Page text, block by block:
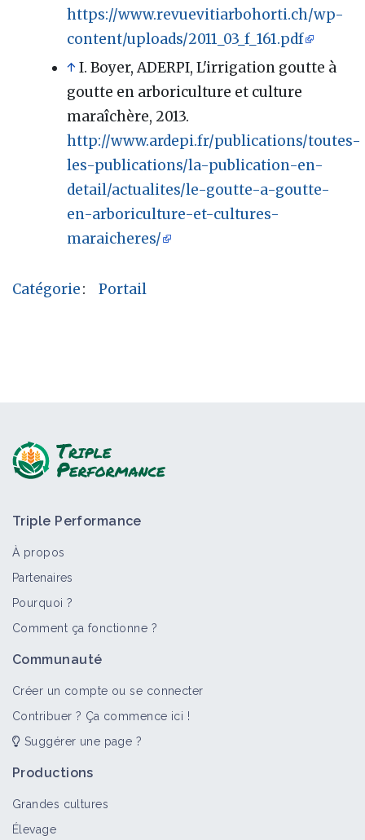
https://www.revuevitiarbohorti.ch/wp-
content/uploads/2011_03_f_161.pdf
↑I. Boyer, ADERPI, L'irrigation goutte à
goutte en arboriculture et culture
maraîchère, 2013.
http://www.ardepi.fr/publications/toutes-
les-publications/la-publication-en-
detail/actualites/le-goutte-a-goutte-
en-arboriculture-et-cultures-
maraicheres/
Catégorie: Portail
Triple Performance
À propos
Partenaires
Pourquoi ?
Comment ça fonctionne ?
Communauté
Créer un compte ou se connecter
Contribuer ? Ça commence ici !
Suggérer une page ?
Productions
Grandes cultures
Élevage